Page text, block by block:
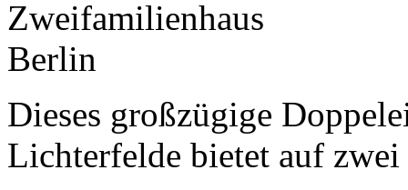
Zweifamilienhaus
Berlin
Dieses großzügige
Lichterfelde bietet auf zwei